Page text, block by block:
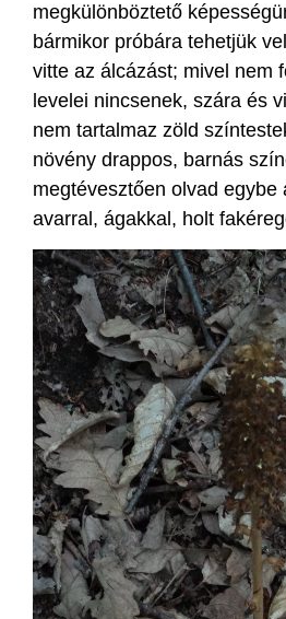
megkülönböztető
bármikor próbára tehetjük
vitte az álcázást; mivel nem
levelei nincsenek, szára és
nem tartalmaz zöld
növény drappos, barnás
megtévesztően olvad egybe
avarral, ágakkal, holt